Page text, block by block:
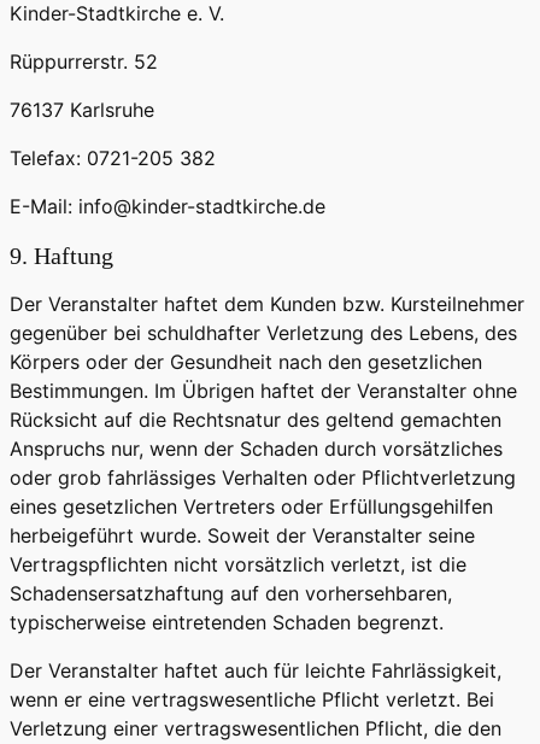
Kinder-Stadtkirche e. V.
Rüppurrerstr. 52
76137 Karlsruhe
Telefax: 0721-205 382
E-Mail: info@kinder-stadtkirche.de
9. Haftung
Der Veranstalter haftet dem Kunden bzw. Kursteilnehmer
gegenüber bei schuldhafter Verletzung des Lebens, des
Körpers oder der Gesundheit nach den gesetzlichen
Bestimmungen. Im Übrigen haftet der Veranstalter ohne
Rücksicht auf die Rechtsnatur des geltend gemachten
Anspruchs nur, wenn der Schaden durch vorsätzliches
oder grob fahrlässiges Verhalten oder Pflichtverletzung
eines gesetzlichen Vertreters oder Erfüllungsgehilfen
herbeigeführt wurde. Soweit der Veranstalter seine
Vertragspflichten nicht vorsätzlich verletzt, ist die
Schadensersatzhaftung auf den vorhersehbaren,
typischerweise eintretenden Schaden begrenzt.
Der Veranstalter haftet auch für leichte Fahrlässigkeit,
wenn er eine vertragswesentliche Pflicht verletzt. Bei
Verletzung einer vertragswesentlichen Pflicht, die den